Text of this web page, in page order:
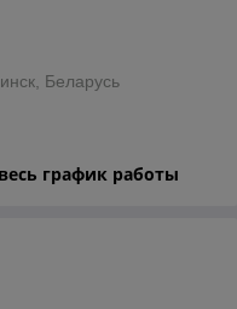
Беларусь
график работы